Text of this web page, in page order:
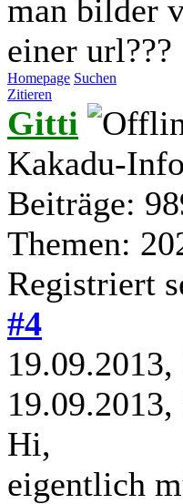
man bilder
einer url???
Homepage Suchen
Zitieren
Gitti
Kakadu-
Beiträge:
Themen:
Registriert
#4
19.09.2013,
Hi,
eigentlich